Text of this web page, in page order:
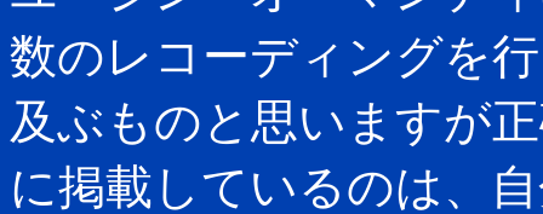
数のレコーディングを
及ぶものと思いますが
に掲載しているのは、